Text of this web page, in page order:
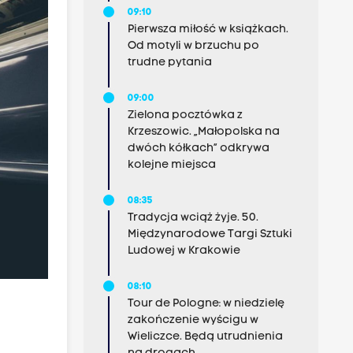
09:10
Pierwsza miłość w książkach.
Od motyli w brzuchu po
trudne pytania
09:00
Zielona pocztówka z
Krzeszowic. „Małopolska na
dwóch kółkach” odkrywa
kolejne miejsca
08:35
Tradycja wciąż żyje. 50.
Międzynarodowe Targi Sztuki
Ludowej w Krakowie
08:10
Tour de Pologne: w niedzielę
zakończenie wyścigu w
Wieliczce. Będą utrudnienia